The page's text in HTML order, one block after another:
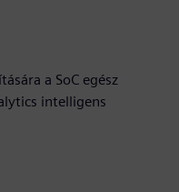
a SoC egész
intelligens